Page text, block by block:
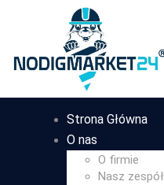
Strona Główna
O nas
O firmie
Nasz zespół